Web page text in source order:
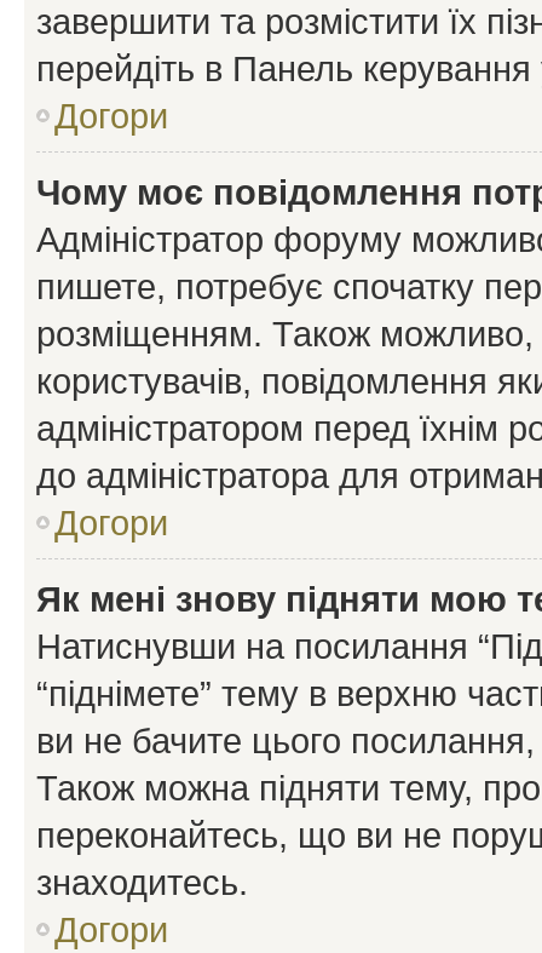
завершити та розмістити їх
перейдіть в Панель керування
Догори
Чому моє повідомлення
Адміністратор форуму
пишете, потребує спочатку
розміщенням. Також можливо,
користувачів, повідомлення
адміністратором перед їхнім
до адміністратора для
Догори
Як мені знову підняти мою
Натиснувши на посилання
“піднімете” тему в верхню
ви не бачите цього
Також можна підняти тему,
переконайтесь, що ви не
знаходитесь.
Догори